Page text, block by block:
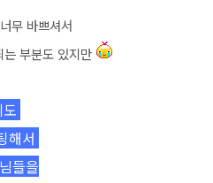
무 바쁘셔서
부분도 있지만
해서
들을